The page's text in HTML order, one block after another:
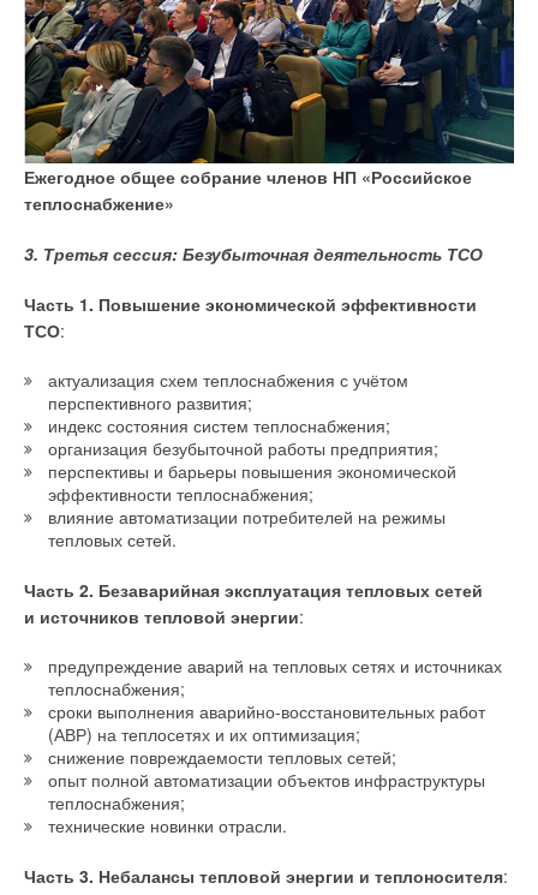
Ежегодное общее собрание членов НП «Российское
теплоснабжение»
3. Третья сессия: Безубыточная деятельность ТСО
Часть 1. Повышение экономической эффективности
ТСО:
актуализация схем теплоснабжения с учётом
перспективного развития;
индекс состояния систем теплоснабжения;
организация безубыточной работы предприятия;
перспективы и барьеры повышения экономической
эффективности теплоснабжения;
влияние автоматизации потребителей на режимы
тепловых сетей.
Часть 2. Безаварийная эксплуатация тепловых сетей
и источников тепловой энергии:
предупреждение аварий на тепловых сетях и источниках
теплоснабжения;
сроки выполнения аварийно-восстановительных работ
(АВР) на теплосетях и их оптимизация;
снижение повреждаемости тепловых сетей;
опыт полной автоматизации объектов инфраструктуры
теплоснабжения;
технические новинки отрасли.
Часть 3. Небалансы тепловой энергии и теплоносителя: